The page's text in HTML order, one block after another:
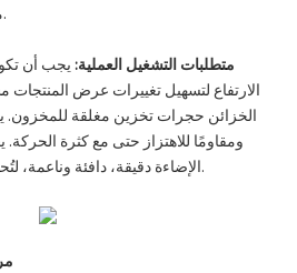
معالجة مضادة للأكسدة والصدأ.
متطلبات التشغيل العملية: يجب أن
الارتفاع لتسهيل تغييرات عرض المنتجات
الخزائن حجرات تخزين مغلقة للمخزون.
ومقاومًا للاهتزاز حتى مع كثرة
الإضاءة دقيقة، دافئة وناعمة، لتُحاكي ألوان عبوات العطور بدقة.